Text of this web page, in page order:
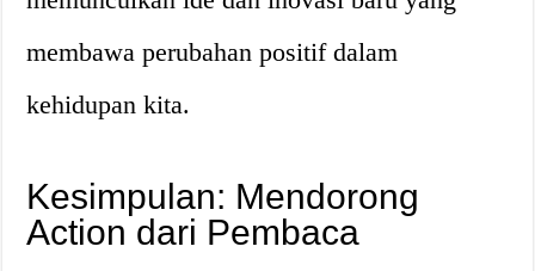
membawa perubahan positif dalam
kehidupan kita.
Kesimpulan: Mendorong
Action dari Pembaca